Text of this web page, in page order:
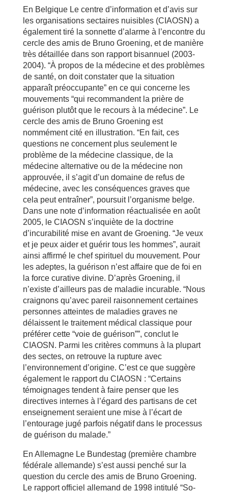
En Belgique Le centre d’information et d’avis sur
les organisations sectaires nuisibles (CIAOSN) a
également tiré la sonnette d’alarme à l’encontre du
cercle des amis de Bruno Groening, et de manière
très détaillée dans son rapport bisannuel (2003-
2004). “À propos de la médecine et des problèmes
de santé, on doit constater que la situation
apparaît préoccupante” en ce qui concerne les
mouvements “qui recommandent la prière de
guérison plutôt que le recours à la médecine”. Le
cercle des amis de Bruno Groening est
nommément cité en illustration. “En fait, ces
questions ne concernent plus seulement le
problème de la médecine classique, de la
médecine alternative ou de la médecine non
approuvée, il s’agit d’un domaine de refus de
médecine, avec les conséquences graves que
cela peut entraîner”, poursuit l’organisme belge.
Dans une note d’information réactualisée en août
2005, le CIAOSN s’inquiète de la doctrine
d’incurabilité mise en avant de Groening. “Je veux
et je peux aider et guérir tous les hommes”, aurait
ainsi affirmé le chef spirituel du mouvement. Pour
les adeptes, la guérison n’est affaire que de foi en
la force curative divine. D’après Groening, il
n’existe d’ailleurs pas de maladie incurable. “Nous
craignons qu’avec pareil raisonnement certaines
personnes atteintes de maladies graves ne
délaissent le traitement médical classique pour
préférer cette “voie de guérison””, conclut le
CIAOSN. Parmi les critères communs à la plupart
des sectes, on retrouve la rupture avec
l’environnement d’origine. C’est ce que suggère
également le rapport du CIAOSN : “Certains
témoignages tendent à faire penser que les
directives internes à l’égard des partisans de cet
enseignement seraient une mise à l’écart de
l’entourage jugé parfois négatif dans le processus
de guérison du malade.”
En Allemagne Le Bundestag (première chambre
fédérale allemande) s’est aussi penché sur la
question du cercle des amis de Bruno Groening.
Le rapport officiel allemand de 1998 intitulé “So-